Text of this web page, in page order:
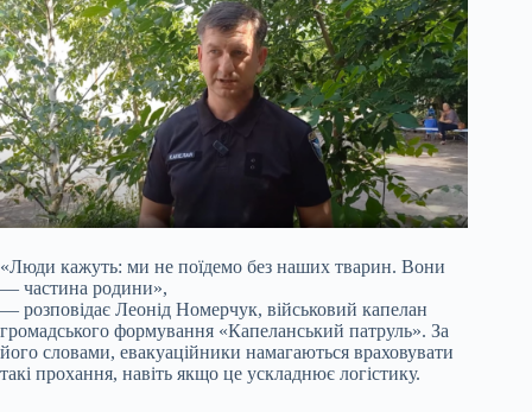
«Люди кажуть: ми не поїдемо без наших тварин. Вони
— частина родини»,
— розповідає Леонід Номерчук, військовий капелан
громадського формування «Капеланський патруль». За
його словами, евакуаційники намагаються враховувати
такі прохання, навіть якщо це ускладнює логістику.